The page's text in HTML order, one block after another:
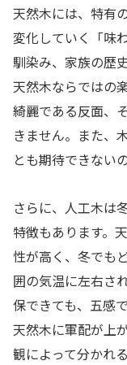
天然木には、特有
変化していく「味
馴染み、家族の歴
天然木ならではの
綺麗である反面、
きません。また、
とも期待できない
さらに、人工木は
特徴もあります。
性が高く、冬でも
囲の気温に左右さ
保できても、五感
天然木に軍配が上
観によって分かれ